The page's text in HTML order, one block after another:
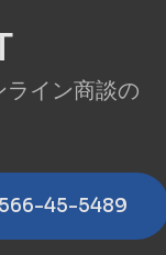
イン商談の
45-5489